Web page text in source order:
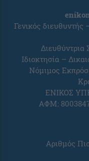
Γενικός διευθυντής
Διευθύντρια
Ιδιοκτησία –
Νόμιμος
ΕΝΙΚΟΣ
ΑΦΜ:
Αριθμός